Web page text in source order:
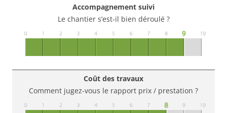
Accompagnement suivi
Le chantier s’est-il bien déroulé ?
Coût des travaux
Comment jugez-vous le rapport prix / prestation ?